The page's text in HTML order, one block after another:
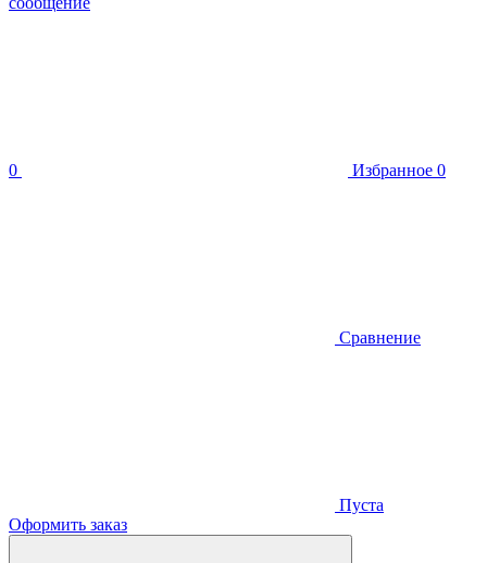
0 Избранное 0
Сравнение
Пуста
Оформить заказ